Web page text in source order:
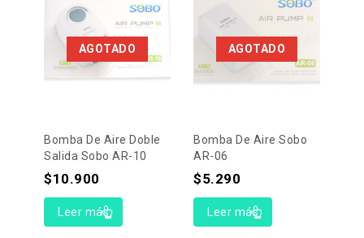
AGOTADO
Bomba De Aire Doble
Salida Sobo AR-10
$10.900
Leer más
AGOTADO
Bomba De Aire Sobo
AR-06
$5.290
Leer más